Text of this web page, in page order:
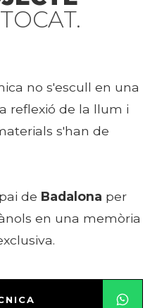
no s'escull en una
reflexió de la llum i
s'han de
de Badalona per
en una memòria